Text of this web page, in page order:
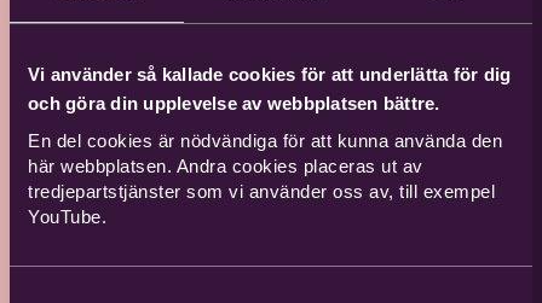
Vi använder så kallade cookies för att underlätta för dig
och göra din upplevelse av webbplatsen bättre.
En del cookies är nödvändiga för att kunna använda den
här webbplatsen. Andra cookies placeras ut av
tredjepartstjänster som vi använder oss av, till exempel
YouTube.
Farsta
Folk
Fest –
Mats
Berglund